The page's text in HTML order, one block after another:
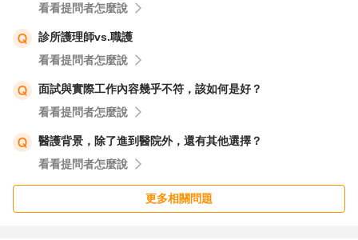
看看提問者怎麼說
診所護理師vs.職護
看看提問者怎麼說
面試與實際工作內容幾乎不符，該如何是好？
看看提問者怎麼說
醫護背景，除了進到醫院外，還有其他選擇？
看看提問者怎麼說
更多相關問題